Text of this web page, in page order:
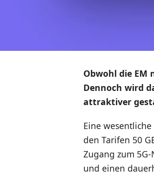
Obwohl die EM
Dennoch wird
attraktiver
Eine
den Tarifen 50
Zugang zum
und einen